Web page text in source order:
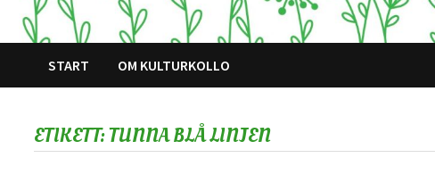
START OM KULTURKOLLO
ETIKETT:TUNNA BLÅ LINJEN